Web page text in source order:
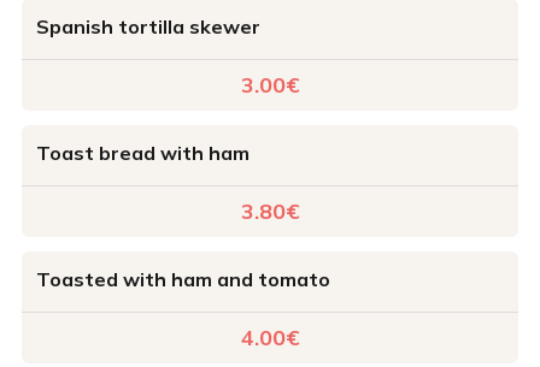
Spanish tortilla skewer
3.00€
Toast bread with ham
3.80€
Toasted with ham and tomato
4.00€